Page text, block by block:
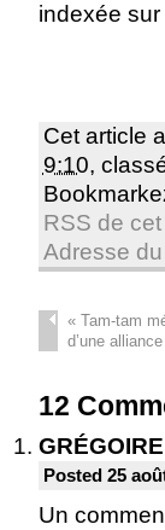
indexée
Cet article
9:10,
RSS de
Adresse
«Tam-tam
d’une
12
Posted 25
Un